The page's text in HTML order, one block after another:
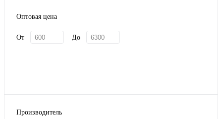
Оптовая цена
От До
Производитель